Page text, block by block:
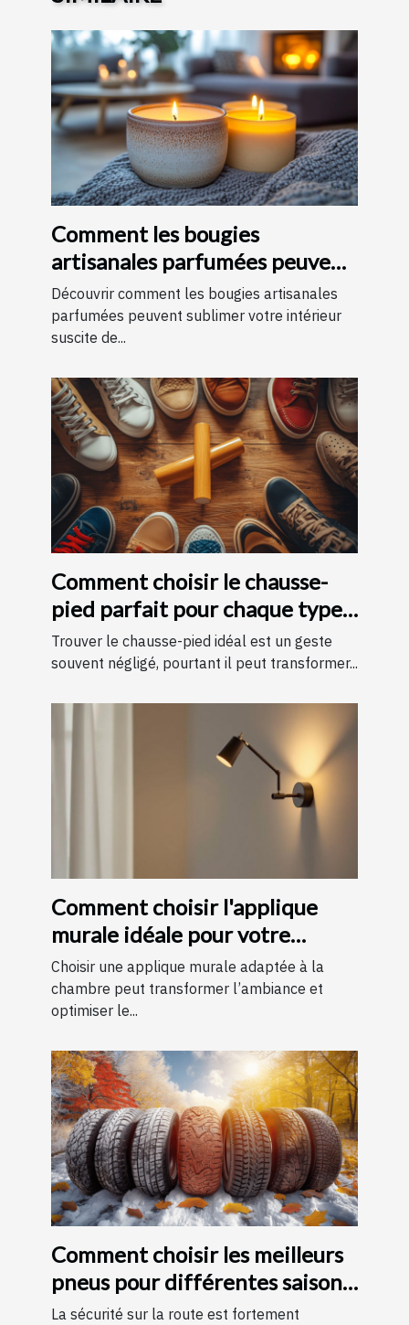
Comment les bougies
artisanales parfumées peuvent
améliorer votre intérieur
Découvrir comment les bougies artisanales
parfumées peuvent sublimer votre intérieur
suscite de...
Comment choisir le chausse-
pied parfait pour chaque type
de chaussure
Trouver le chausse-pied idéal est un geste
souvent négligé, pourtant il peut transformer...
Comment choisir l'applique
murale idéale pour votre
chambre
Choisir une applique murale adaptée à la
chambre peut transformer l’ambiance et
optimiser le...
Comment choisir les meilleurs
pneus pour différentes saisons
?
La sécurité sur la route est fortement